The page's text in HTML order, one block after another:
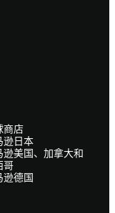
商店
逊日本
逊美国、加拿大和
哥
逊德国